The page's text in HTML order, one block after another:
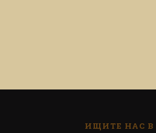
ИЩИТЕ НАС В